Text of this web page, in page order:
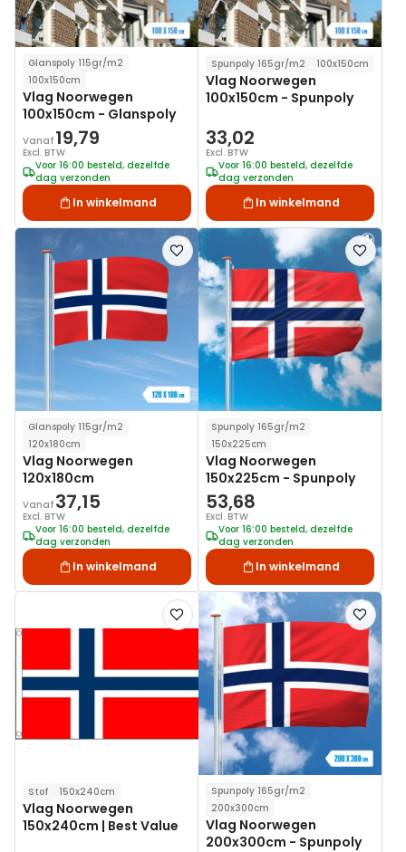
Glanspoly 115gr/m2
100x150cm
Vlag Noorwegen
100x150cm - Glanspoly
Vanaf 19,79
Excl. BTW
Voor 16:00 besteld, dezelfde
dag verzonden
In winkelmand
Spunpoly 165gr/m2 100x150cm
Vlag Noorwegen
100x150cm - Spunpoly
33,02
Excl. BTW
Voor 16:00 besteld, dezelfde
dag verzonden
In winkelmand
Voeg
toe
aan
verlanglijst
Glanspoly 115gr/m2
120x180cm
Vlag Noorwegen
120x180cm
Vanaf 37,15
Excl. BTW
Voor 16:00 besteld, dezelfde
dag verzonden
In winkelmand
Voeg
toe
aan
Spunpoly 165gr/m2
150x225cm
Vlag Noorwegen
150x225cm - Spunpoly
53,68
Excl. BTW
Voor 16:00 besteld, dezelfde
dag verzonden
In winkelmand
Voeg
toe
verlanglijst
Stof 150x240cm
Vlag Noorwegen
150x240cm | Best Value
Voeg
toe
aan
Spunpoly 165gr/m2
200x300cm
Vlag Noorwegen
200x300cm - Spunpoly